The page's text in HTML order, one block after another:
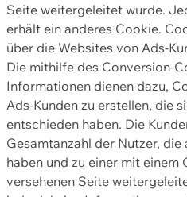
Seite weitergeleitet wurde.
erhält ein anderes Cookie.
über die Websites von Ads-
Die mithilfe des Conversion-
Informationen dienen dazu,
Ads-Kunden zu erstellen, die
entschieden haben. Die
Gesamtanzahl der Nutzer,
haben und zu einer mit einem
versehenen Seite